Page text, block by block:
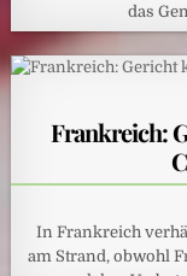
das
Frankreich:
In Frankreich
am Strand, obwohl